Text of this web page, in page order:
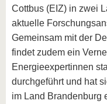
Cottbus (EIZ) in zwei
aktuelle
Gemeinsam mit der
findet zudem ein
Energieexpertinnen
durchgeführt und hat
im Land Brandenburg